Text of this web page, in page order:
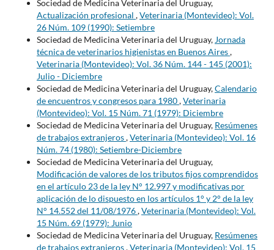
Sociedad de Medicina Veterinaria del Uruguay,
Actualización profesional ,Veterinaria (Montevideo): Vol.
26 Núm. 109 (1990): Setiembre
Sociedad de Medicina Veterinaria del Uruguay, Jornada
técnica de veterinarios higienistas en Buenos Aires,
Veterinaria (Montevideo): Vol. 36 Núm. 144 - 145 (2001):
Julio - Diciembre
Sociedad de Medicina Veterinaria del Uruguay,Calendario
de encuentros y congresos para 1980,Veterinaria
(Montevideo): Vol. 15 Núm. 71 (1979): Diciembre
Sociedad de Medicina Veterinaria del Uruguay, Resúmenes
de trabajos extranjeros,Veterinaria (Montevideo): Vol. 16
Núm. 74 (1980): Setiembre-Diciembre
Sociedad de Medicina Veterinaria del Uruguay,
Modificación de valores de los tributos fijos comprendidos
en el artículo 23 de la ley N° 12.997 y modificativas por
aplicación de lo dispuesto en los artículos 1° y 2° de la ley
N° 14.552 del 11/08/1976,Veterinaria (Montevideo): Vol.
15 Núm. 69 (1979): Junio
Sociedad de Medicina Veterinaria del Uruguay, Resúmenes
de trabajos extranjeros,Veterinaria (Montevideo): Vol. 15